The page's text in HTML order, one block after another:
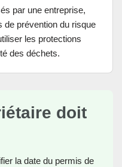
par une entreprise,
de prévention du risque
les protections
des déchets.
doit
la date du permis de